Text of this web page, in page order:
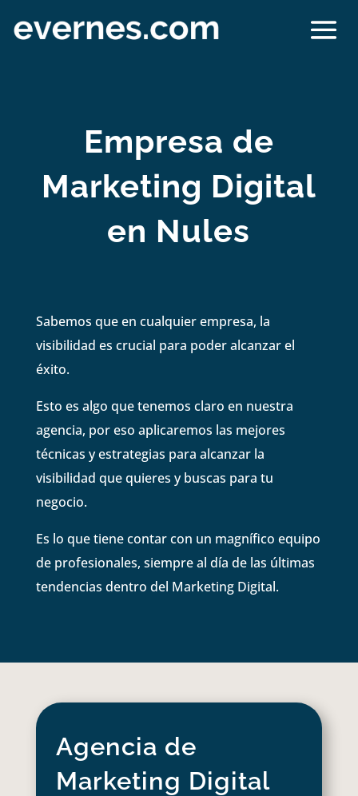
Empresa de
Marketing Digital
en Nules
Sabemos que en cualquier empresa, la
visibilidad es crucial para poder alcanzar el
éxito.
Esto es algo que tenemos claro en nuestra
agencia, por eso aplicaremos las mejores
técnicas y estrategias para alcanzar la
visibilidad que quieres y buscas para tu
negocio.
Es lo que tiene contar con un magnífico equipo
de profesionales, siempre al día de las últimas
tendencias dentro del Marketing Digital.
Agencia de
Marketing Digital